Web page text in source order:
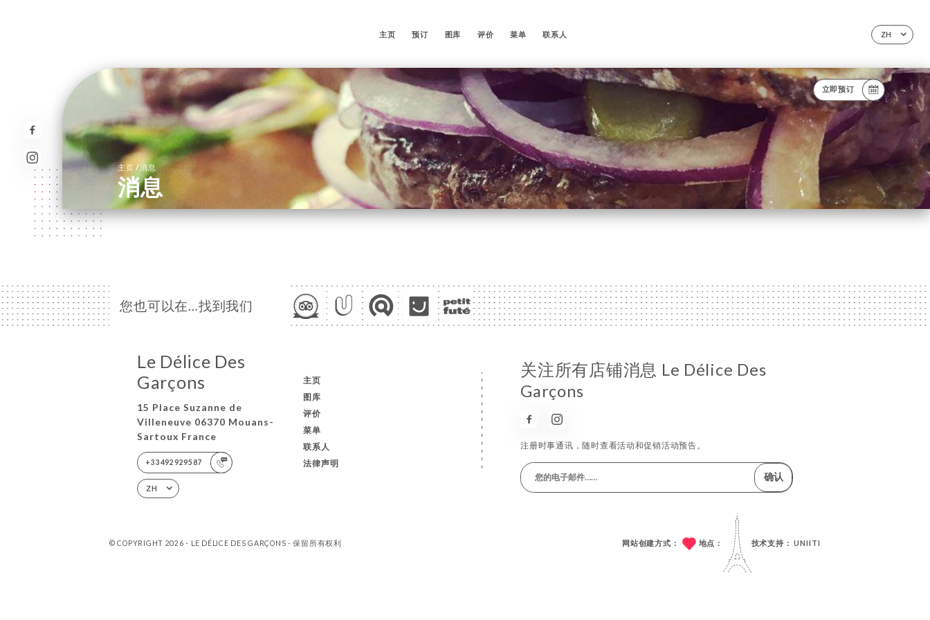
ZH
主页 预订 图库 评价 菜单 联系人
立即预订
主页/消息
消息
您也可以在…找到我们
Le Délice Des
Garçons
15 Place Suzanne de
Villeneuve 06370 Mouans-
Sartoux France
+33492929587
ZH
主页
图库
评价
菜单
联系人
法律声明
关注所有店铺消息 Le Délice Des
Garçons
注册时事通讯，随时查看活动和促销活动预告。
确认
© COPYRIGHT 2026 - LE DÉLICE DES GARÇONS - 保留所有权利 网站创建方式： 地点： 技术支持：UNIITI